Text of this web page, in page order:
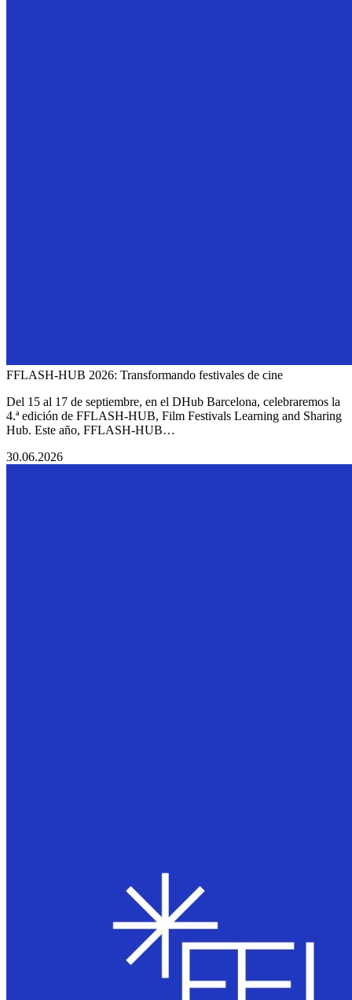
FFLASH-HUB 2026: Transformando festivales de cine
Del 15 al 17 de septiembre, en el DHub Barcelona, celebraremos la
4.ª edición de FFLASH-HUB, Film Festivals Learning and Sharing
Hub. Este año, FFLASH-HUB…
30.06.2026